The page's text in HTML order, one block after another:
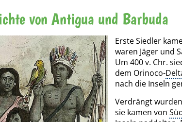
von Antigua und Barbuda
Erste Siedler
waren Jäger und
Um 400 v. Chr.
dem Orinoco-
nach die Inseln
Verdrängt
sie kamen von